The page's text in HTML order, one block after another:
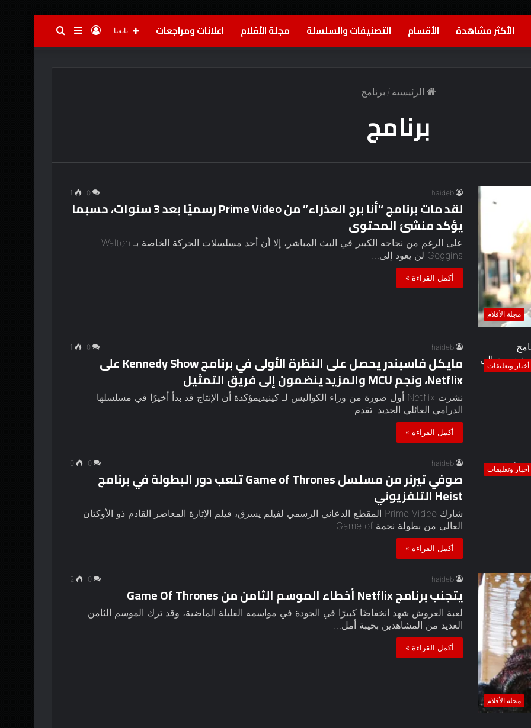
الأكثر مشاهدة الأقسام التصنيفات والسلسلة مجلة الأفلام اعلانات ومراجعات بحثإضافةتسجيل تابعنا
الرئيسية / برنامج
برنامج
مجلة الأفلام
haideb
0
1
لقد مات برنامج “أنا برج العذراء” من Prime Video رسميًا بعد 3 سنوات، حسبما
يؤكد منشئ المحتوى
على الرغم من نجاحه الكبير في البث المباشر، إلا أن أحد مسلسلات الحركة الخاصة بـ Walton
Goggins لن يعود إلى…
أكمل القراءة »
أخبار وتعليقات
haideb
0
1
مايكل فاسبندر يحصل على النظرة الأولى في برنامج Kennedy Show على
Netflix، ونجم MCU والمزيد ينضمون إلى فريق التمثيل
نشرت Netflix أول صورة من وراء الكواليس لـ كينيديمؤكدة أن الإنتاج قد بدأ أخيرًا في مسلسلها
الدرامي العائلي الجديد. تقدم…
أكمل القراءة »
أخبار وتعليقات
haideb
0
0
صوفي تيرنر من مسلسل Game of Thrones تلعب دور البطولة في برنامج
Heist التلفزيوني
شارك Prime Video المقطع الدعائي الرسمي لفيلم يسرق، فيلم الإثارة المعاصر القادم ذو الأوكتان
العالي من بطولة نجمة Game of…
أكمل القراءة »
مجلة الأفلام
haideb
0
2
يتجنب برنامج Netflix أخطاء الموسم الثامن من Game Of Thrones
لعبة العروش شهد انخفاضًا كبيرًا في الجودة في مواسمه القليلة الماضية، وقد ترك الموسم الثامن
العديد من المشاهدين بخيبة أمل…
أكمل القراءة »